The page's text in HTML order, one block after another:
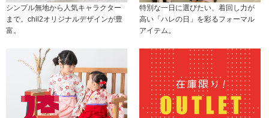
シンプル無地から人気キャラクター
まで。chil2オリジナルデザインが豊
富。
特別な一日に選びたい、着回し力が
高い「ハレの日」を彩るフォーマル
アイテム。